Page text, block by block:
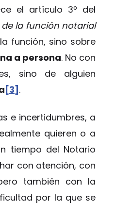
el artículo 3º del
la función notarial
función, sino sobre
a persona. No con
sino de alguien
[3] .
e incertidumbres, a
quieren o a
tiempo del Notario
con atención, con
también con la
por la que se